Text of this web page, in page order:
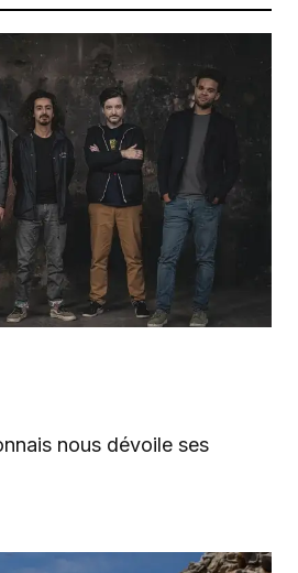
nous dévoile ses